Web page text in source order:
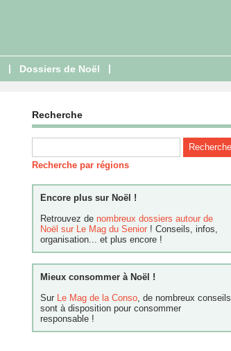
| Dossiers de Noël |
Recherche
Recherche par régions
Encore plus sur Noël !
Retrouvez de nombreux dossiers autour de
Noël sur Le Mag du Senior ! Conseils, infos,
organisation... et plus encore !
Mieux consommer à Noël !
Sur Le Mag de la Conso, de nombreux conseils
sont à disposition pour consommer
responsable !